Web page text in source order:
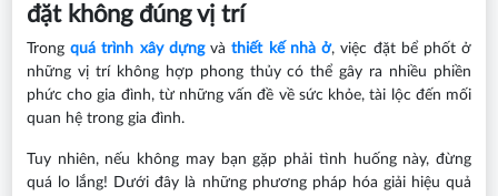
đặt không đúng vị trí
Trongquá trình xây dựngvà thiết kế nhà ở, việc đặt bể phốt ở
những vị trí không hợp phong thủy có thể gây ra nhiều phiền
phức cho gia đình, từ những vấn đề về sức khỏe, tài lộc đến mối
quan hệ trong gia đình.
Tuy nhiên, nếu không may bạn gặp phải tình huống này, đừng
quá lo lắng! Dưới đây là những phương pháp hóa giải hiệu quả